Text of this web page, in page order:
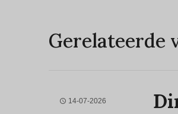
Gerelateerde
14-07-2026